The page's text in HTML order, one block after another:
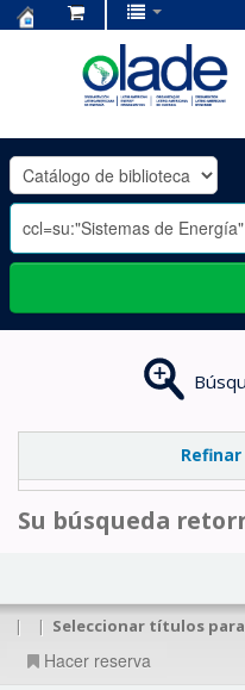
OLADE
-
Su búsqueda
| | Seleccionar títulos
Hacer reserva